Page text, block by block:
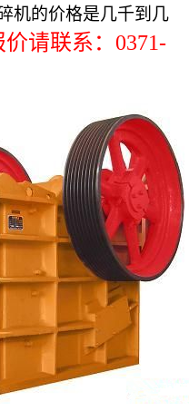
机的价格是几千到几
请联系：0371-